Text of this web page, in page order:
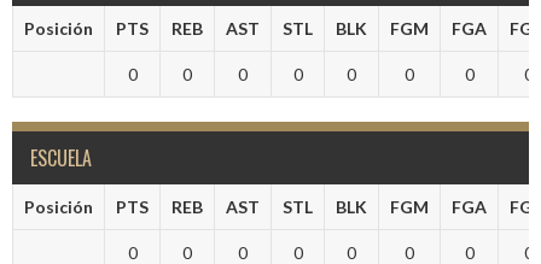
Posición PTS REB AST STL BLK FGM FGA
0 0 0 0 0 0 0 0
ESCUELA
Posición PTS REB AST STL BLK FGM FGA
0 0 0 0 0 0 0 0